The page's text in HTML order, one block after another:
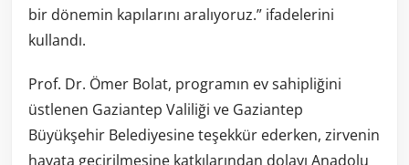
bir dönemin kapılarını aralıyoruz.” ifadelerini
kullandı.
Prof. Dr. Ömer Bolat, programın ev sahipliğini
üstlenen Gaziantep Valiliği ve Gaziantep
Büyükşehir Belediyesine teşekkür ederken, zirvenin
hayata geçirilmesine katkılarından dolayı Anadolu